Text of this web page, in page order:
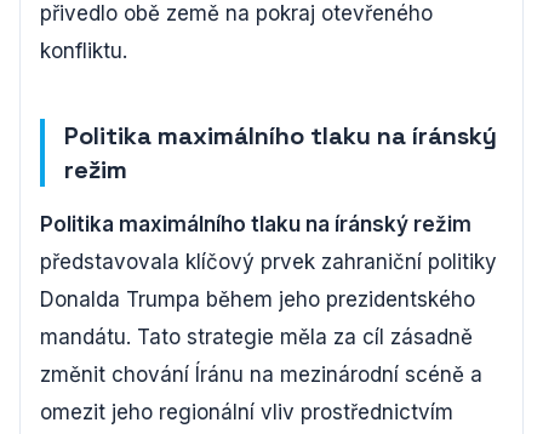
přivedlo obě země na pokraj otevřeného
konfliktu.
Politika maximálního tlaku na íránský
režim
Politika maximálního tlaku na íránský režim
představovala klíčový prvek zahraniční politiky
Donalda Trumpa během jeho prezidentského
mandátu. Tato strategie měla za cíl zásadně
změnit chování Íránu na mezinárodní scéně a
omezit jeho regionální vliv prostřednictvím